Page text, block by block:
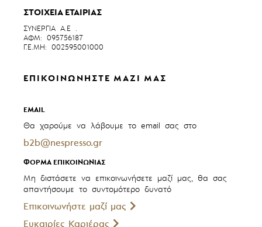
ΣΤΟΙΧΕΙΑ ΕΤΑΙΡΙΑΣ
ΣΥΝΕΡΓΙΑ Α.Ε .
ΑΦΜ: 095756187
Γ.Ε.ΜΗ: 002595001000
ΕΠΙΚΟΙΝΩΝΗΣΤΕ ΜΑΖΙ ΜΑΣ
EMAIL
Θα χαρούμε να λάβουμε το email σας στο
b2b@nespresso.gr
ΦΟΡΜΑ ΕΠΙΚΟΙΝΩΝΙΑΣ
Μη διστάσετε να επικοινωνήσετε μαζί μας, θα σας
απαντήσουμε το συντομότερο δυνατό
Επικοινωνήστε μαζί μας
Ευκαιρίες Καριέρας